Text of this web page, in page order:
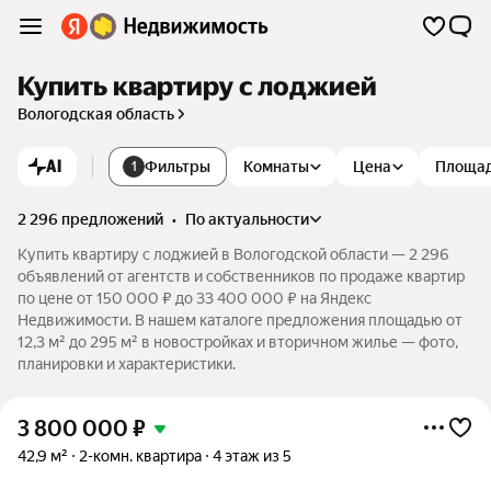
Купить квартиру с лоджией
Вологодская область
AI 1 Фильтры Комнаты Цена
2 296 предложений •
по актуальности
Купить квартиру с лоджией в Вологодской области — 2 296
объявлений от агентств и собственников по продаже квартир
по цене от 150 000 ₽ до 33 400 000 ₽ на Яндекс
Недвижимости. В нашем каталоге предложения площадью от
12,3 м² до 295 м² в новостройках и вторичном жилье — фото,
планировки и характеристики.
3 800 000 ₽
42,9 м² 2-комн. квартира 4 этаж из 5